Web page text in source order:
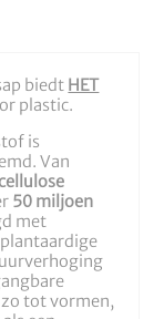
biedt HET
plastic.
is
Van
50 miljoen
met
tot vormen,